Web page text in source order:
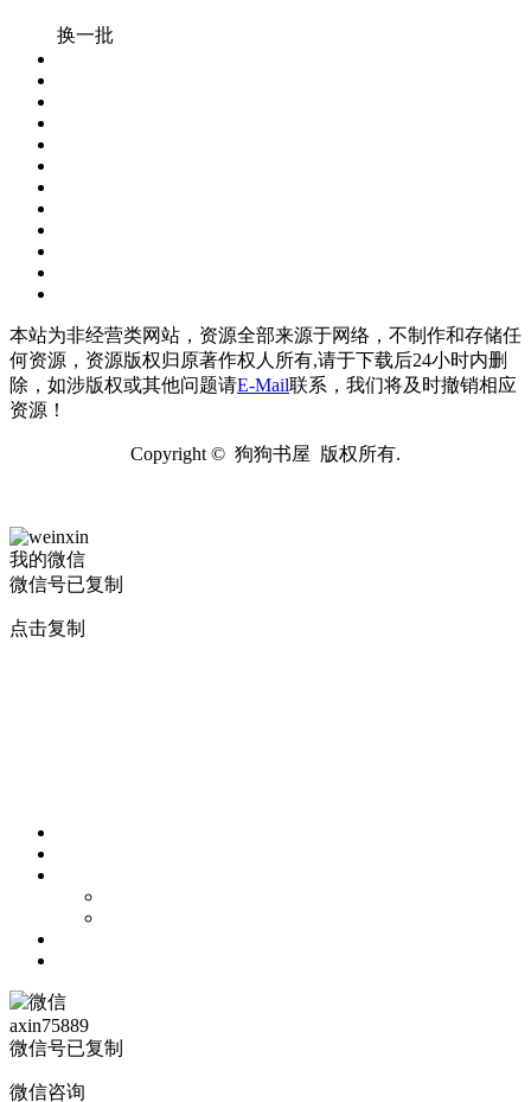
换一批
本站为非经营类网站，资源全部来源于网络，不制作和存储任
何资源，资源版权归原著作权人所有,请于下载后24小时内删
除，如涉版权或其他问题请E-Mail联系，我们将及时撤销相应
资源！
Copyright © 狗狗书屋 版权所有.
我的微信
微信号已复制
点击复制
axin75889
微信号已复制
微信咨询